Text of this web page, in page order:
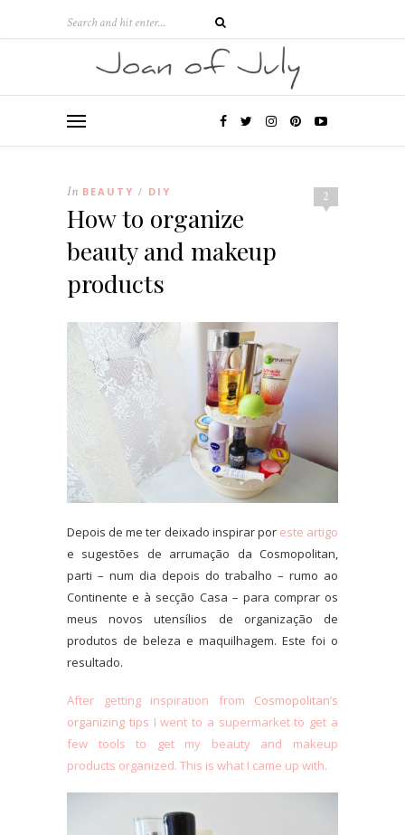
2
In BEAUTY / DIY
How to organize
beauty and makeup
products
Depois de me ter deixado inspirar por este artigo
e sugestões de arrumação da Cosmopolitan,
parti – num dia depois do trabalho – rumo ao
Continente e à secção Casa – para comprar os
meus novos utensílios de organização de
produtos de beleza e maquilhagem. Este foi o
resultado.
After getting inspiration from Cosmopolitan’s
organizing tips I went to a supermarket to get a
few tools to get my beauty and makeup
products organized. This is what I came up with.